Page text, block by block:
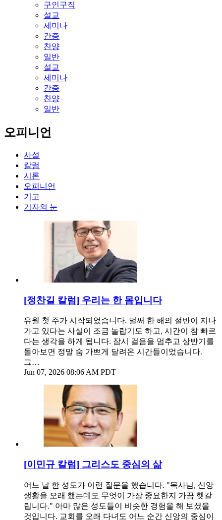
구인구직
설교
세미나
간증
찬양
일반
설교
세미나
간증
찬양
일반
오피니언
사설
칼럼
시론
오피니언
기고
기자의 눈
[정찬길 칼럼] 우리는 한 몸입니다
유월 첫 주가 시작되었습니다. 벌써 한 해의 절반이 지나
가고 있다는 사실이 조금 놀랍기도 하고, 시간이 참 빠르
다는 생각을 하게 됩니다. 잠시 걸음을 멈추고 상반기를
돌아보면 정말 숨 가쁘게 달려온 시간들이었습니다.
그…
Jun 07, 2026 08:06 AM PDT
[이민규 칼럼] 그리스도 중심의 삶
어느 날 한 성도가 이런 질문을 했습니다. "목사님, 신앙
생활을 오래 했는데도 무엇이 가장 중요한지 가끔 헷갈
립니다." 아마 많은 성도들이 비슷한 경험을 해 보셨을
것입니다. 교회를 오래 다녀도 어느 순간 신앙의 중심이